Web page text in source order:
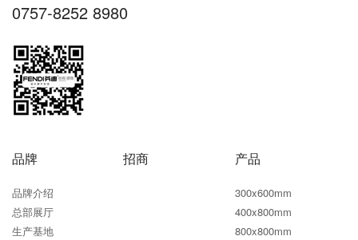
0757-8252 8980
品牌
品牌介绍
总部展厅
生产基地
招商 产品
300x600mm
400x800mm
800x800mm